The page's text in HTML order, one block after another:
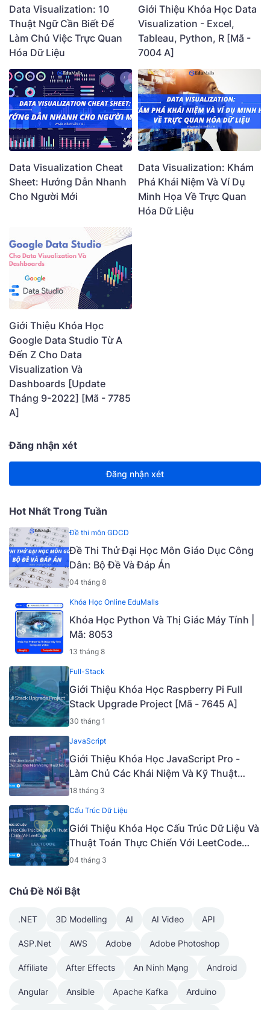
Data Visualization: 10
Thuật Ngữ Cần Biết Để
Làm Chủ Việc Trực Quan
Hóa Dữ Liệu
Giới Thiệu Khóa Học Data
Visualization - Excel,
Tableau, Python, R [Mã -
7004 A]
Data Visualization Cheat
Sheet: Hướng Dẫn Nhanh
Cho Người Mới
Data Visualization: Khám
Phá Khái Niệm Và Ví Dụ
Minh Họa Về Trực Quan
Hóa Dữ Liệu
Giới Thiệu Khóa Học
Google Data Studio Từ A
Đến Z Cho Data
Visualization Và
Dashboards [Update
Tháng 9-2022] [Mã - 7785
A]
Đăng nhận xét
Đăng nhận xét
Hot Nhất Trong Tuần
Đề thi môn GDCD
Đề Thi Thử Đại Học Môn Giáo Dục Công
Dân: Bộ Đề Và Đáp Án
04 tháng 8
Khóa Học Online EduMalls
Khóa Học Python Và Thị Giác Máy Tính |
Mã: 8053
13 tháng 8
Full-Stack
Giới Thiệu Khóa Học Raspberry Pi Full
Stack Upgrade Project [Mã - 7645 A]
30 tháng 1
JavaScript
Giới Thiệu Khóa Học JavaScript Pro -
Làm Chủ Các Khái Niệm Và Kỹ Thuật
Nâng Cao [Mã - 6919 A]
18 tháng 3
Cấu Trúc Dữ Liệu
Giới Thiệu Khóa Học Cấu Trúc Dữ Liệu Và
Thuật Toán Thực Chiến Với LeetCode
[Tiếng Việt] [Mã - 9405 V]
04 tháng 3
Chủ Đề Nổi Bật
.NET 3D Modelling AI AI Video API
ASP.Net AWS Adobe Adobe Photoshop
Affiliate After Effects An Ninh Mạng Android
Angular Ansible Apache Kafka Arduino